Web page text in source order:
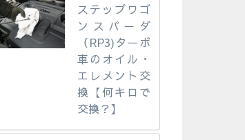
ステップワゴ
ンスパーダ
（RP3)ターボ
車のオイル・
エレメント交
換【何キロで
交換？】